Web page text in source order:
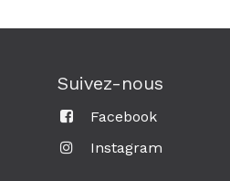
Suivez-nous
Facebook
Instagram